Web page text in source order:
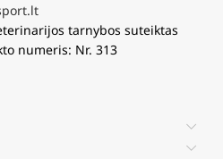
tarnybos suteiktas
numeris: Nr. 313